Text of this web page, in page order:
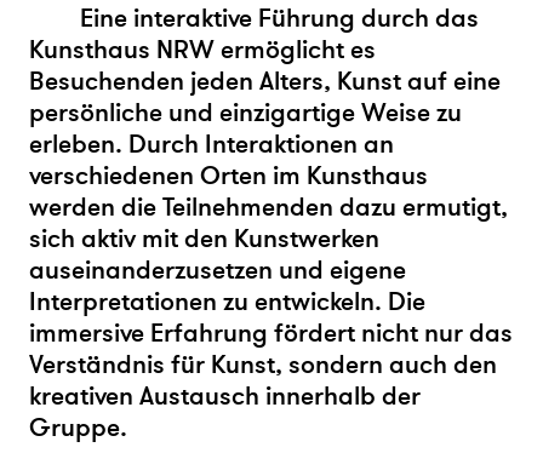
Eine interaktive Führung durch das
Kunsthaus NRW ermöglicht es
Besuchenden jeden Alters, Kunst auf eine
persönliche und einzigartige Weise zu
erleben. Durch Interaktionen an
verschiedenen Orten im Kunsthaus
werden die Teilnehmenden dazu ermutigt,
sich aktiv mit den Kunstwerken
auseinanderzusetzen und eigene
Interpretationen zu entwickeln. Die
immersive Erfahrung fördert nicht nur das
Verständnis für Kunst, sondern auch den
kreativen Austausch innerhalb der
Gruppe.